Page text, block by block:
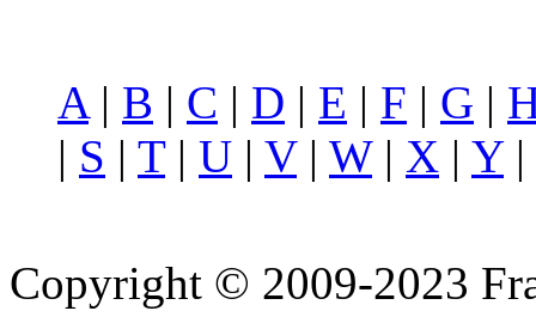
A| B | C | D | E | F | G |
| S | T| U | V| W| X | Y|
Copyright © 2009-2023